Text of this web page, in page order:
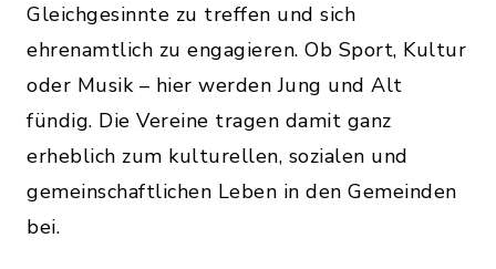
Gleichgesinnte zu treffen und sich
ehrenamtlich zu engagieren. Ob Sport, Kultur
oder Musik – hier werden Jung und Alt
fündig. Die Vereine tragen damit ganz
erheblich zum kulturellen, sozialen und
gemeinschaftlichen Leben in den Gemeinden
bei.